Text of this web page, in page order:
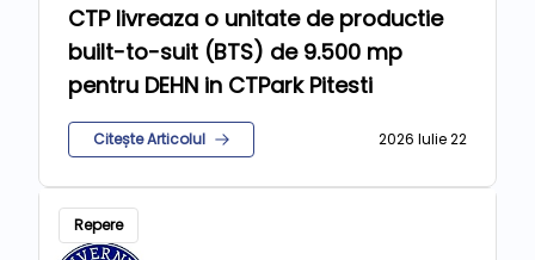
CTP livreaza o unitate de productie
built-to-suit (BTS) de 9.500 mp
pentru DEHN in CTPark Pitesti
Citește Articolul 2026 Iulie 22
Repere